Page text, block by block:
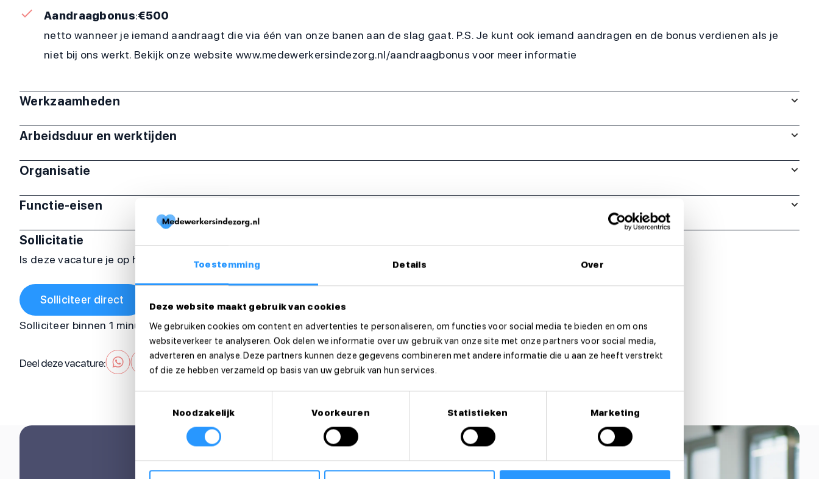
Toestemming Details Over
Deze website maakt gebruik van cookies
We gebruiken cookies om content en advertenties te personaliseren, om functies voor social media te bieden en om ons
websiteverkeer te analyseren. Ook delen we informatie over uw gebruik van onze site met onze partners voor social media,
adverteren en analyse. Deze partners kunnen deze gegevens combineren met andere informatie die u aan ze heeft verstrekt
of die ze hebben verzameld op basis van uw gebruik van hun services.
Noodzakelijk
Voorkeuren Statistieken Marketing
Aandraagbonus:€500
netto wanneer je iemand aandraagt die via één van onze banen aan de slag gaat. P.S. Je kunt ook iemand aandragen en de bonus verdienen als je
niet bij ons werkt. Bekijk onze website www.medewerkersindezorg.nl/aandraagbonus voor meer informatie
Werkzaamheden
Arbeidsduur en werktijden
Organisatie
Functie-eisen
Sollicitatie
Is deze vacature je op het lijf geschreven? Solliciteer dan direct!
Solliciteer direct
Solliciteer binnen 1 minuut
Deel deze vacature: